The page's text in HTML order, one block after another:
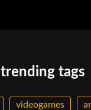
trending tags
videogames